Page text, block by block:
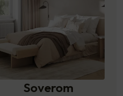
Soverom